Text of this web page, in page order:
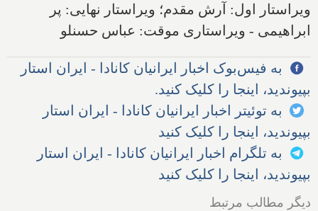
ویراستار اول: آرش مقدم؛ ویراستار نهایی: پر
ابراهیمی - ویراستاری موقت: عباس حسنلو
به فیس‌بوک اخبار ایرانیان کانادا - ایران استار
بپیوندید، اینجا را کلیک کنید.
به توئیتر اخبار ایرانیان کانادا - ایران استار
بپیوندید، اینجا را کلیک کنید
به تلگرام اخبار ایرانیان کانادا - ایران استار
بپیوندید، اینجا را کلیک کنید
دیگر مطالب مرتبط